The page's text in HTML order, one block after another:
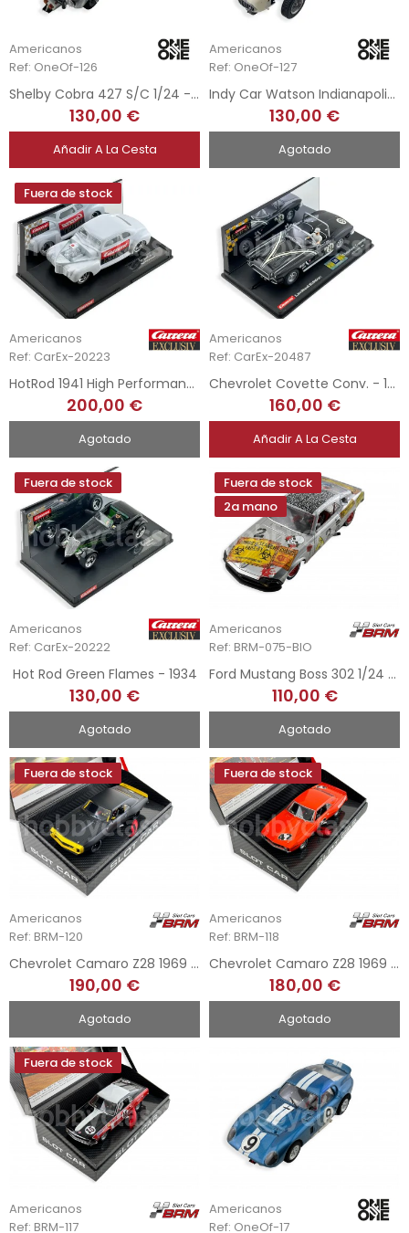
Americanos
Ref: OneOf-126
Shelby Cobra 427 S/C 1/24 - Chrome
130,00 €
Añadir A La Cesta
Americanos
Ref: OneOf-127
Indy Car Watson Indianapolis 1/24 - 1963
130,00 €
Agotado
Fuera de stock
Americanos
Ref: CarEx-20223
HotRod 1941 High Performance - Presentation Car
200,00 €
Agotado
Americanos
Ref: CarEx-20487
Chevrolet Covette Conv. - 1962 Ltd. Edition
160,00 €
Añadir A La Cesta
Fuera de stock
Americanos
Ref: CarEx-20222
Hot Rod Green Flames - 1934
130,00 €
Agotado
Fuera de stock
2a mano
Americanos
Ref: BRM-075-BIO
Ford Mustang Boss 302 1/24 - Silver Biohazard
110,00 €
Agotado
Fuera de stock
Americanos
Ref: BRM-120
Chevrolet Camaro Z28 1969 1/24 - Black Edition
190,00 €
Agotado
Fuera de stock
Americanos
Ref: BRM-118
Chevrolet Camaro Z28 1969 1/24 - Genesee Beer 42
180,00 €
Agotado
Fuera de stock
Americanos
Ref: BRM-117
Americanos
Ref: OneOf-17